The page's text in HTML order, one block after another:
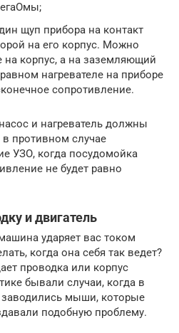
щуп прибора на контакт
на его корпус. Можно
на корпус, а на заземляющий
нагревателе на приборе
сопротивление.
и нагреватель должны
противном случае
УЗО, когда посудомойка
не будет равно
и двигатель
ударяет вас током
когда она себя так ведет?
проводка или корпус
бывали случаи, когда в
мыши, которые
подобную проблему.